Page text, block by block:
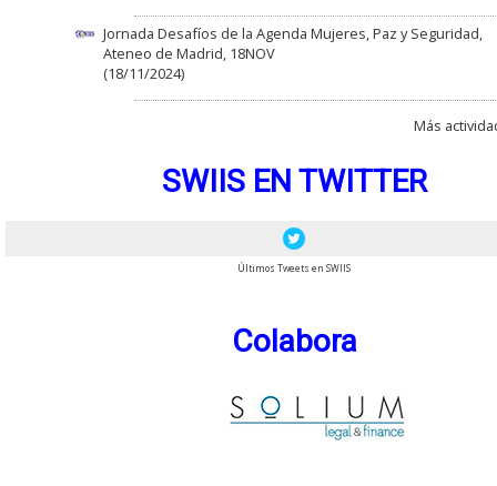
Jornada Desafíos de la Agenda Mujeres, Paz y Seguridad,
Ateneo de Madrid, 18NOV
(18/11/2024)
Más
SWIIS EN TWITTER
Últimos Tweets en SWIIS
Colabora